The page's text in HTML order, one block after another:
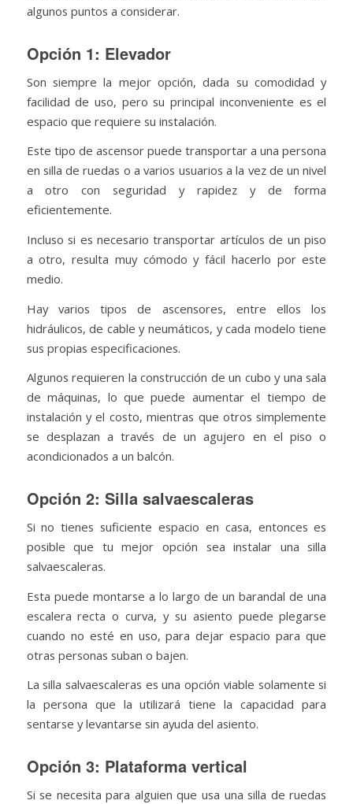
algunos puntos a considerar.
Opción 1: Elevador
Son siempre la mejor opción, dada su comodidad y
facilidad de uso, pero su principal inconveniente es el
espacio que requiere su instalación.
Este tipo de ascensor puede transportar a una persona
en silla de ruedas o a varios usuarios a la vez de un nivel
a otro con seguridad y rapidez y de forma
eficientemente.
Incluso si es necesario transportar artículos de un piso
a otro, resulta muy cómodo y fácil hacerlo por este
medio.
Hay varios tipos de ascensores, entre ellos los
hidráulicos, de cable y neumáticos, y cada modelo tiene
sus propias especificaciones.
Algunos requieren la construcción de un cubo y una sala
de máquinas, lo que puede aumentar el tiempo de
instalación y el costo, mientras que otros simplemente
se desplazan a través de un agujero en el piso o
acondicionados a un balcón.
Opción 2: Silla salvaescaleras
Si no tienes suficiente espacio en casa, entonces es
posible que tu mejor opción sea instalar una silla
salvaescaleras.
Esta puede montarse a lo largo de un barandal de una
escalera recta o curva, y su asiento puede plegarse
cuando no esté en uso, para dejar espacio para que
otras personas suban o bajen.
La silla salvaescaleras es una opción viable solamente si
la persona que la utilizará tiene la capacidad para
sentarse y levantarse sin ayuda del asiento.
Opción 3: Plataforma vertical
Si se necesita para alguien que usa una silla de ruedas